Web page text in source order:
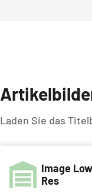
Laden Sie das
Image Low
Res